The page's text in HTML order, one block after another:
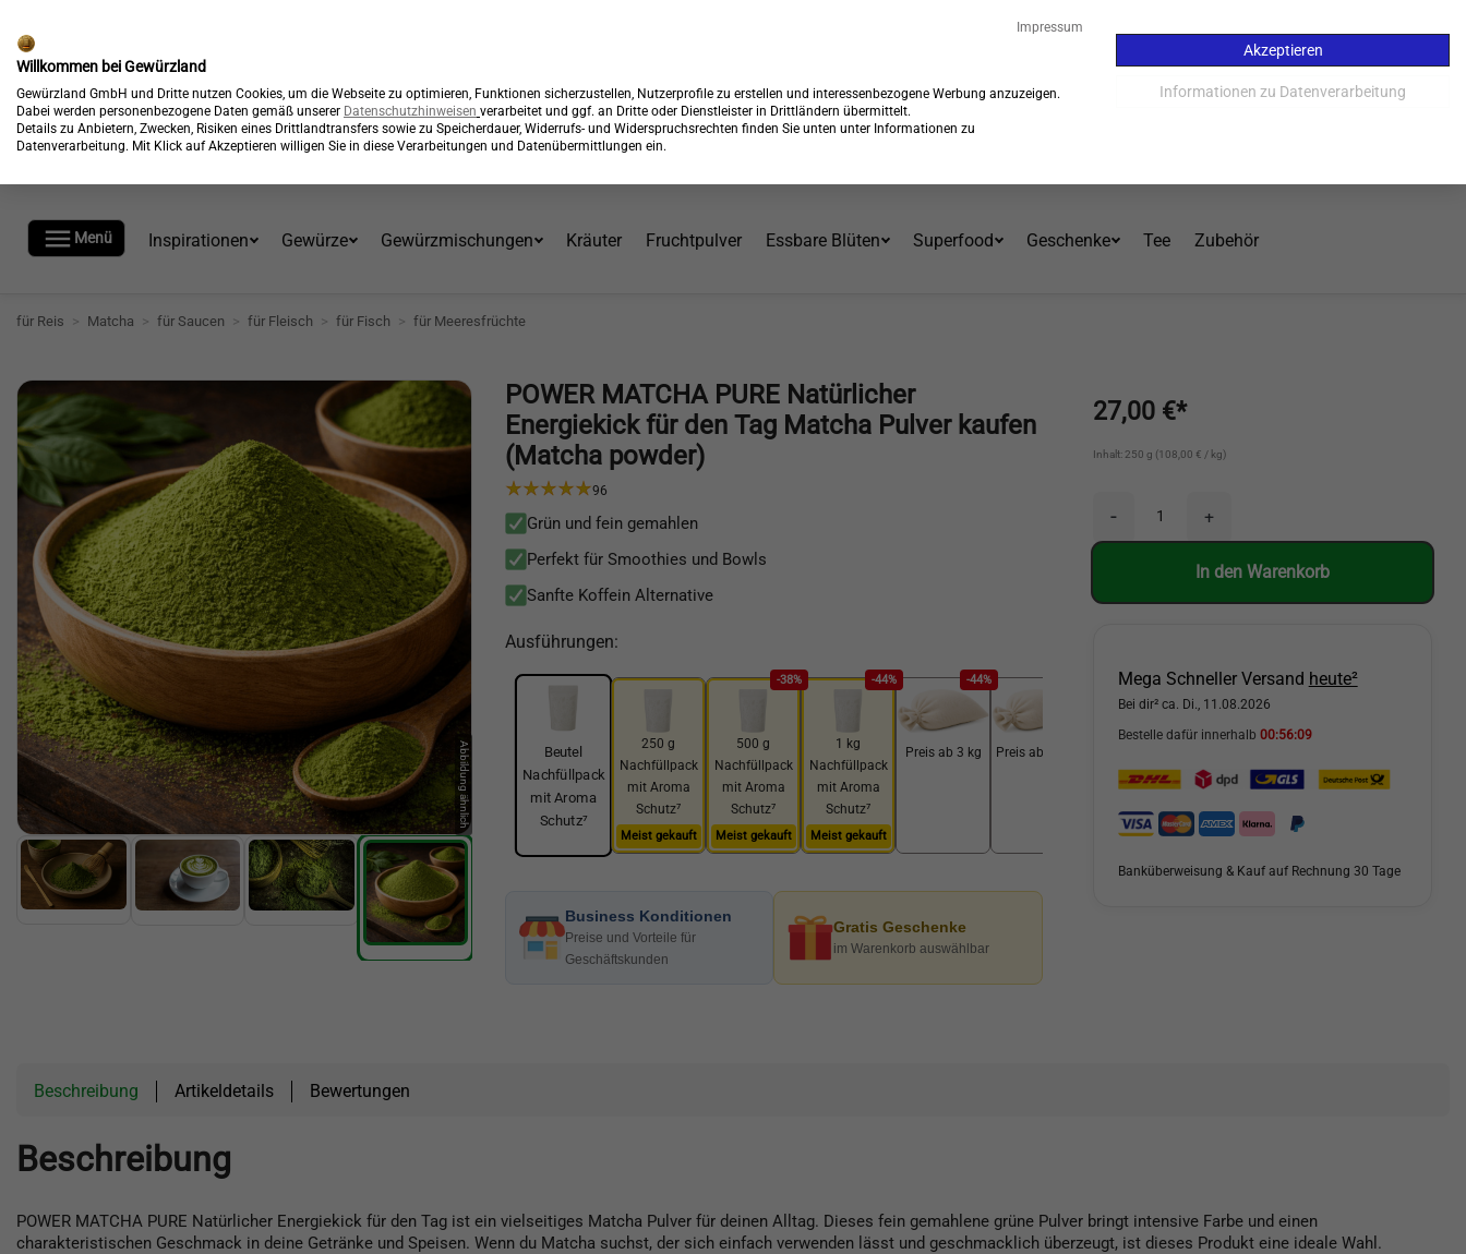
Kostenloser Versand* Kauf auf Rechnung - 30 Tage
 Menü Inspirationen Gewürze Gewürzmischungen Kräuter Fruchtpulver Essbare Blüten Superfood Geschenke Tee Zubehör
für Reis > Matcha > für Saucen > für Fleisch > für Fisch > für Meeresfrüchte
POWER MATCHA PURE Natürlicher
Energiekick für den Tag Matcha Pulver kaufen
(Matcha powder)
96
Grün und fein gemahlen
Perfekt für Smoothies und Bowls
Sanfte Koffein Alternative
Ausführungen:
Beutel
Nachfüllpack
mit Aroma
Schutz⁷
250 g
Nachfüllpack
mit Aroma
Schutz⁷
Meist gekauft
-38%
500 g
Nachfüllpack
mit Aroma
Schutz⁷
Meist gekauft
-44%
1 kg
Nachfüllpack
mit Aroma
Schutz⁷
Meist gekauft
-44%
Preis ab 3 kg Preis ab 25 kg
Business Konditionen
Preise und Vorteile für
Geschäftskunden
Gratis Geschenke
im Warenkorb auswählbar
27,00 €*
Inhalt: 250 g (108,00 € / kg)
- +
In den Warenkorb
Mega Schneller Versand heute²
Bei dir² ca. Di., 11.08.2026
Bestelle dafür innerhalb 00:56:07
Banküberweisung & Kauf auf Rechnung 30 Tage
Beschreibung Artikeldetails Bewertungen
Beschreibung
POWER MATCHA PURE Natürlicher Energiekick für den Tag ist ein vielseitiges Matcha Pulver für deinen Alltag. Dieses fein gemahlene grüne Pulver bringt intensive Farbe und einen
charakteristischen Geschmack in deine Getränke und Speisen. Wenn du Matcha suchst, der sich einfach verwenden lässt und geschmacklich überzeugt, ist dieses Produkt eine ideale Wahl.
Impressum
Willkommen bei Gewürzland
Gewürzland GmbH und Dritte nutzen Cookies, um die Webseite zu optimieren, Funktionen sicherzustellen, Nutzerprofile zu erstellen und interessenbezogene Werbung anzuzeigen.
Dabei werden personenbezogene Daten gemäß unserer Datenschutzhinweisen verarbeitet und ggf. an Dritte oder Dienstleister in Drittländern übermittelt.
Details zu Anbietern, Zwecken, Risiken eines Drittlandtransfers sowie zu Speicherdauer, Widerrufs- und Widerspruchsrechten finden Sie unten unter Informationen zu
Datenverarbeitung. Mit Klick auf Akzeptieren willigen Sie in diese Verarbeitungen und Datenübermittlungen ein.
Akzeptieren
Informationen zu Datenverarbeitung